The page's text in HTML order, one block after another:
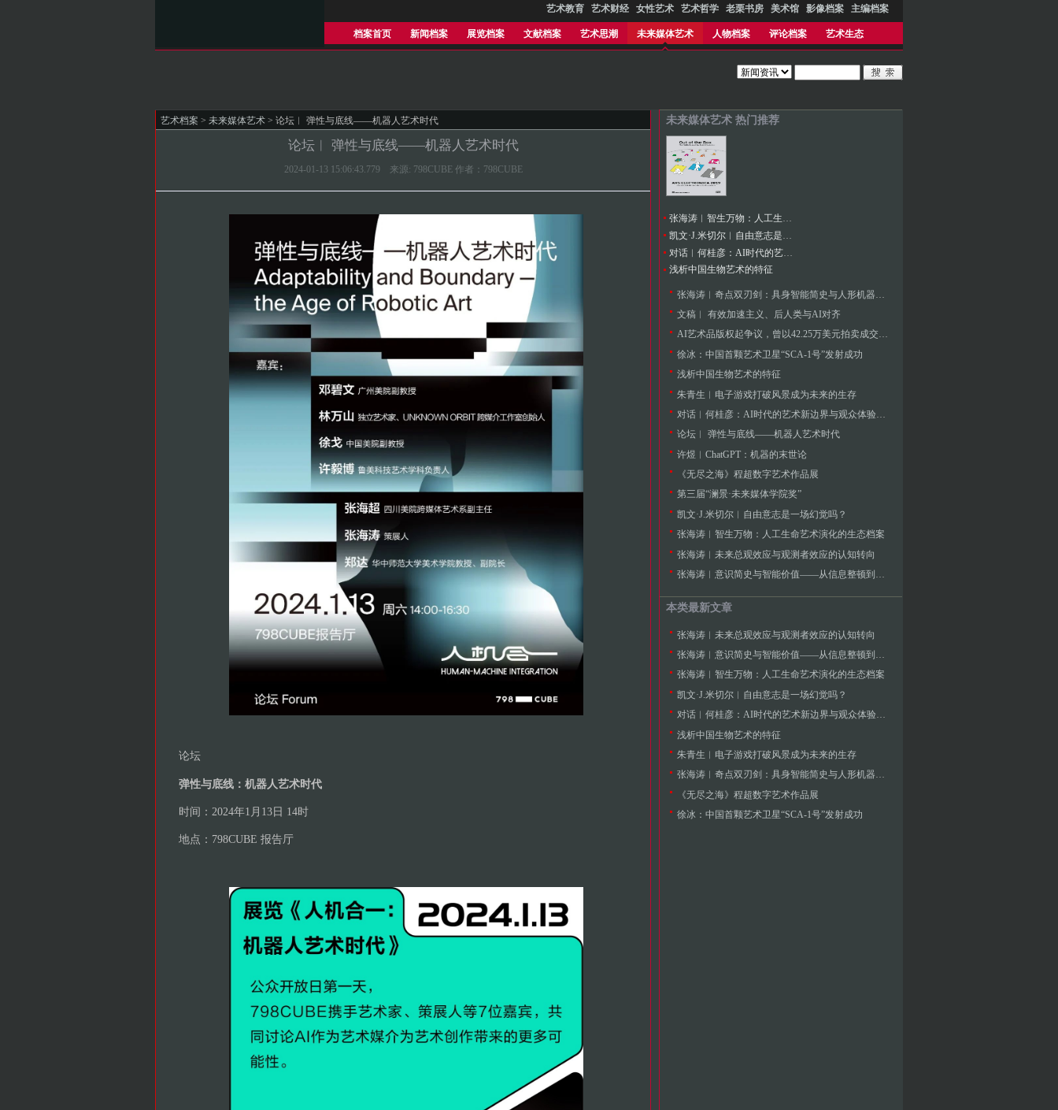
艺术教育 艺术财经 女性艺术 艺术哲学 老栗书房 美术馆 影像档案 主编档案
档案首页 新闻档案 展览档案 文献档案 艺术思潮 未来媒体艺术 人物档案 评论档案 艺术生态
艺术档案 > 未来媒体艺术 > 论坛︱ 弹性与底线——机器人艺术时代
论坛︱ 弹性与底线——机器人艺术时代
2024-01-13 15:06:43.779 来源: 798CUBE 作者：798CUBE
论坛
弹性与底线：机器人艺术时代
时间：2024年1月13日 14时
地点：798CUBE 报告厅
未来媒体艺术 热门推荐
张海涛︱智生万物：人工生命艺术演化的生态档案
浅析中国生物艺术的特征
文稿︱ 有效加速主义、后人类与AI对齐
AI艺术品版权起争议，曾以42.25万美元拍卖成交的AI绘画成泡沫？
徐冰：中国首颗艺术卫星“SCA-1号”发射成功
浅析中国生物艺术的特征
朱青生︱电子游戏打破风景成为未来的生存
对话︱何桂彦：AI时代的艺术新边界与观众体验探索
论坛︱ 弹性与底线——机器人艺术时代
许煜︱ChatGPT：机器的末世论
《无尽之海》程超数字艺术作品展
第三届“澜景·未来媒体学院奖”
凯文·J.米切尔︱自由意志是一场幻觉吗？
张海涛︱智生万物：人工生命艺术演化的生态档案
张海涛︱未来总观效应与观测者效应的认知转向
张海涛︱意识简史与智能价值——从信息整顿到宇宙频率的演化逻辑
本类最新文章
张海涛︱未来总观效应与观测者效应的认知转向
张海涛︱意识简史与智能价值——从信息整顿到宇宙频率的演化逻辑
张海涛︱智生万物：人工生命艺术演化的生态档案
凯文·J.米切尔︱自由意志是一场幻觉吗？
对话︱何桂彦：AI时代的艺术新边界与观众体验探索
浅析中国生物艺术的特征
朱青生︱电子游戏打破风景成为未来的生存
张海涛︱奇点双刃剑：具身智能简史与人形机器人元年——未来人工智能艺术新浪潮的价值判断要素
《无尽之海》程超数字艺术作品展
徐冰：中国首颗艺术卫星“SCA-1号”发射成功